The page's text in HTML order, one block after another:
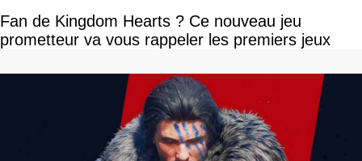
Fan de Kingdom Hearts ? Ce nouveau jeu
prometteur va vous rappeler les premiers jeux